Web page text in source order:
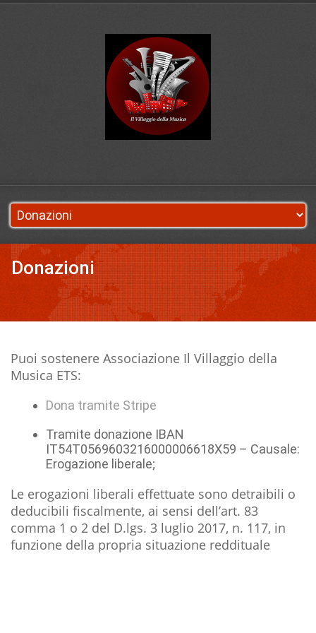
Donazioni
Puoi sostenere Associazione Il Villaggio della
Musica ETS:
Dona tramite Stripe
Tramite donazione IBAN
IT54T0569603216000006618X59 – Causale:
Erogazione liberale;
Le erogazioni liberali effettuate sono detraibili o
deducibili fiscalmente, ai sensi dell’art. 83
comma 1 o 2 del D.lgs. 3 luglio 2017, n. 117, in
funzione della propria situazione reddituale